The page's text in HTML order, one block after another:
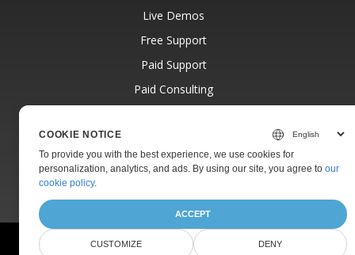
Live Demos
Free Support
Paid Support
Paid Consulting
About
© Aspose Pty Ltd 2001-2026. All Rights Reserved.
COOKIE NOTICE
To provide you with the best experience, we use cookies for
personalization, analytics, and ads. By using our site, you agree toour
cookie policy.
ACCEPT
CUSTOMIZE DENY